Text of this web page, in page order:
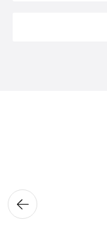
뒤로가
기